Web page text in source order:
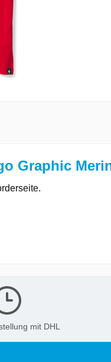
Graphic
mit DHL